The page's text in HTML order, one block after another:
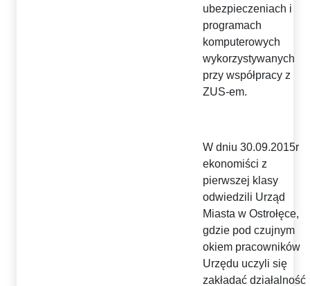
ubezpieczeniach i
programach
komputerowych
wykorzystywanych
przy współpracy z
ZUS-em.
W dniu 30.09.2015r
ekonomiści z
pierwszej klasy
odwiedzili Urząd
Miasta w Ostrołęce,
gdzie pod czujnym
okiem pracowników
Urzędu uczyli się
zakładać działalność